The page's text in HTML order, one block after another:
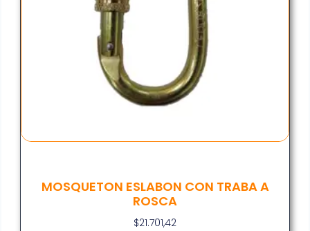
MOSQUETON ESLABON CON TRABA A
ROSCA
$21.701,42